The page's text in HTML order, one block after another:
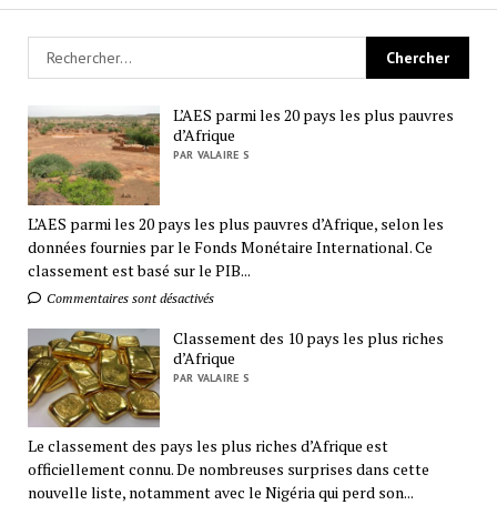
L’AES parmi les 20 pays les plus pauvres
d’Afrique
PAR VALAIRE S
L’AES parmi les 20 pays les plus pauvres d’Afrique, selon les
données fournies par le Fonds Monétaire International. Ce
classement est basé sur le PIB...
Commentaires sont désactivés
Classement des 10 pays les plus riches
d’Afrique
PAR VALAIRE S
Le classement des pays les plus riches d’Afrique est
officiellement connu. De nombreuses surprises dans cette
nouvelle liste, notamment avec le Nigéria qui perd son...